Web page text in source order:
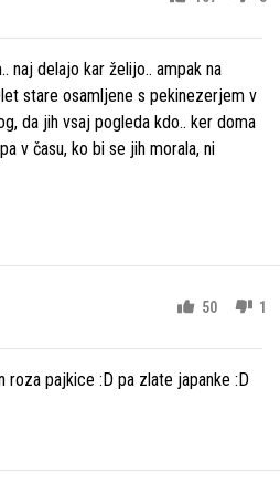
naj delajo kar želijo.. ampak na
stare osamljene s pekinezerjem v
da jih vsaj pogleda kdo.. ker doma
v času, ko bi se jih morala, ni
50 1
roza pajkice :D pa zlate japanke :D